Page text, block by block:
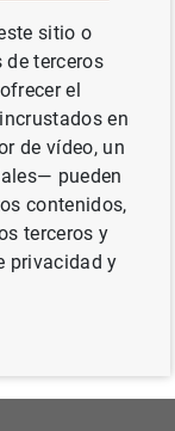
Siguiente
sitio o
de terceros
el
en
de vídeo, un
pueden
contenidos,
terceros y
privacidad y